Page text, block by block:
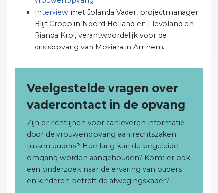
Interview met Jolanda Vader, projectmanager
Blijf Groep in Noord Holland en Flevoland en
Rianda Krol, verantwoordelijk voor de
crisisopvang van Moviera in Arnhem.
Veelgestelde vragen over
vadercontact in de opvang
Zijn er richtlijnen voor aanleveren informatie
door de vrouwenopvang aan rechtszaken
tussen ouders? Hoe lang kan de begeleide
omgang worden aangehouden? Komt er ook
een onderzoek naar de ervaring van ouders
en kinderen betreft de afwegingskader?